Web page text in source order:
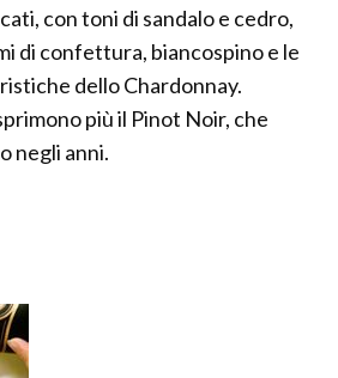
con toni di sandalo e cedro,
di confettura, biancospino e le
dello Chardonnay.
più il Pinot Noir, che
negli anni.